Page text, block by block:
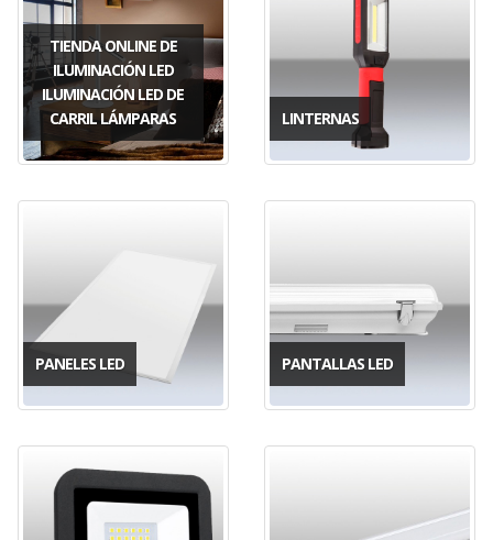
TIENDA ONLINE DE
ILUMINACIÓN LED
ILUMINACIÓN LED DE
CARRIL LÁMPARAS
LINTERNAS
PANELES LED PANTALLAS LED